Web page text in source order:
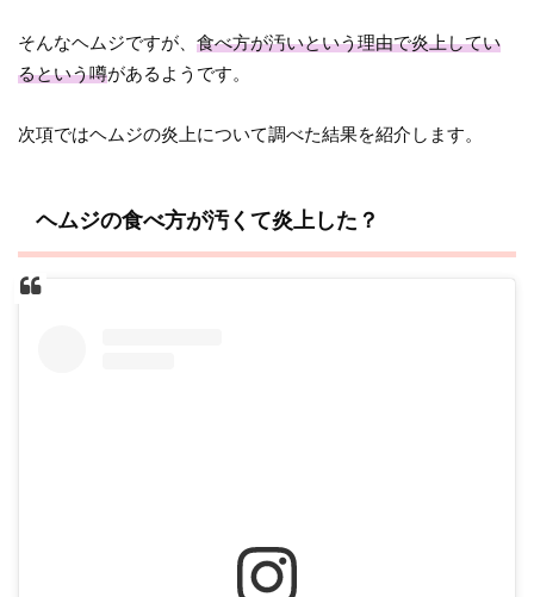
そんなヘムジですが、食べ方が汚いという理由で炎上してい
るという噂があるようです。
次項ではヘムジの炎上について調べた結果を紹介します。
ヘムジの食べ方が汚くて炎上した？